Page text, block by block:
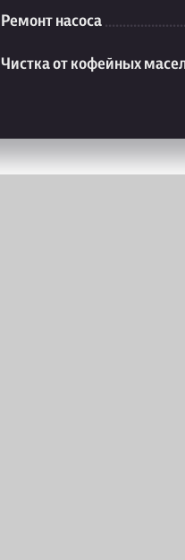
Ремонт насоса
Чистка от кофейных